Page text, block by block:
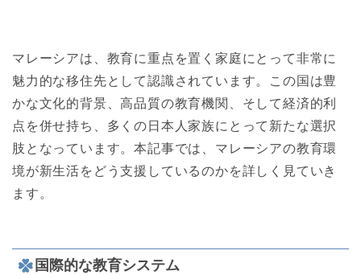
マレーシアは、教育に重点を置く家庭にとって非常に
魅力的な移住先として認識されています。この国は豊
かな文化的背景、高品質の教育機関、そして経済的利
点を併せ持ち、多くの日本人家族にとって新たな選択
肢となっています。本記事では、マレーシアの教育環
境が新生活をどう支援しているのかを詳しく見ていき
ます。
国際的な教育システム